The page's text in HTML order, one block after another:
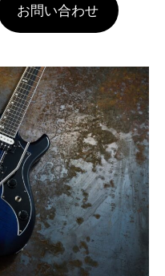
お問い合わせ